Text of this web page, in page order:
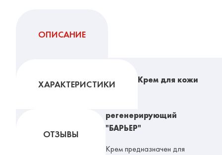
ОПИСАНИЕ
ХАРАКТЕРИСТИКИ
ОТЗЫВЫ
Крем для кожи
регенерирующий
"БАРЬЕР"
Крем предназначен для